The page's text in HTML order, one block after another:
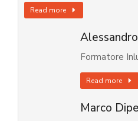
Read more
Formatore
Read more
Marco